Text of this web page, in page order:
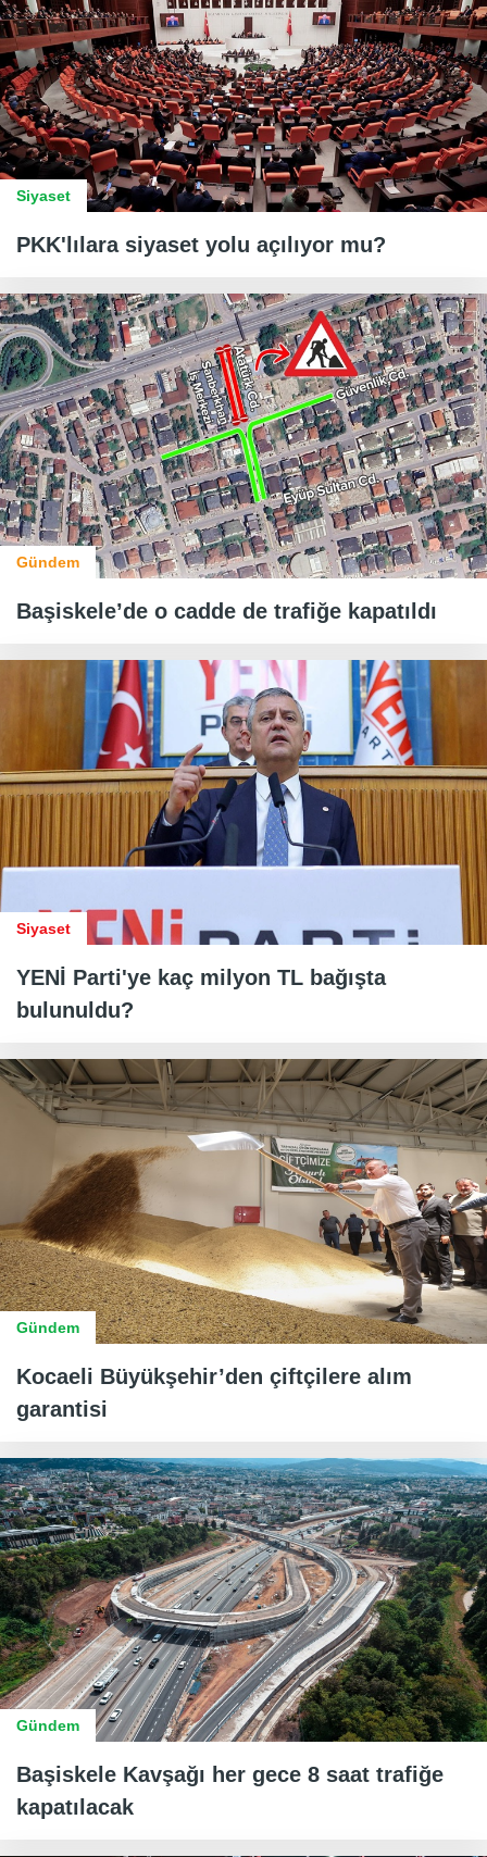
Siyaset
PKK'lılara siyaset yolu açılıyor mu?
Gündem
Başiskele’de o cadde de trafiğe kapatıldı
Siyaset
YENİ Parti'ye kaç milyon TL bağışta
bulunuldu?
Gündem
Kocaeli Büyükşehir’den çiftçilere alım
garantisi
Gündem
Başiskele Kavşağı her gece 8 saat trafiğe
kapatılacak